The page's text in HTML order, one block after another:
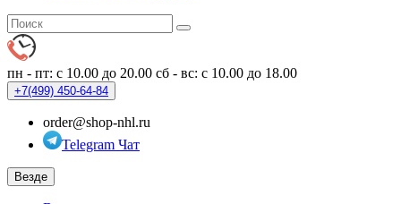
пн - пт: с 10.00 до 20.00 сб - вс: с 10.00 до 18.00
+7(499) 450-64-84
order@shop-nhl.ru
Telegram Чат
Везде